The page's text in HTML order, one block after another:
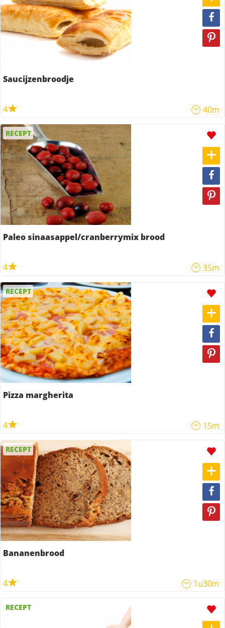
Saucijzenbroodje
4 40m
RECEPT
Paleo sinaasappel/cranberrymix brood
4 35m
RECEPT
Pizza margherita
4 15m
RECEPT
Bananenbrood
4 1u30m
RECEPT